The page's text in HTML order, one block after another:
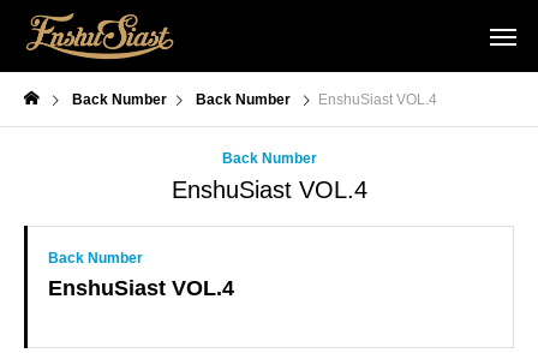
Back Number Back Number EnshuSiast VOL.4
Back Number
EnshuSiast VOL.4
Back Number
EnshuSiast VOL.4